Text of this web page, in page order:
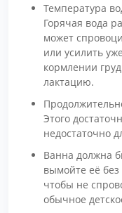
Температура
Горячая вода
может
или усилить
кормлении
лактацию.
Этого
недостаточно
Ванна должна
вымойте её без
чтобы не
обычное